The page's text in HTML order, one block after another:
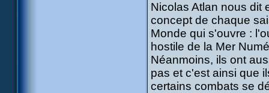
Nicolas Atlan nous dit
concept de chaque
Monde qui s'ouvre :
hostile de la Mer
Néanmoins, ils ont
pas et c'est ainsi que
certains combats se